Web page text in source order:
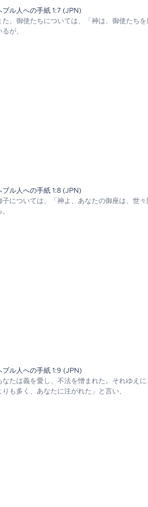
ブル人への手紙 1:7 (JPN)
た、御使たちについては、「神は、御使たち
るが、
ブル人への手紙 1:8 (JPN)
子については、「神よ、あなたの御座は、世
。
ブル人への手紙 1:9 (JPN)
なたは義を愛し、不法を憎まれた。それゆえ
りも多く、あなたに注がれた」と言い、